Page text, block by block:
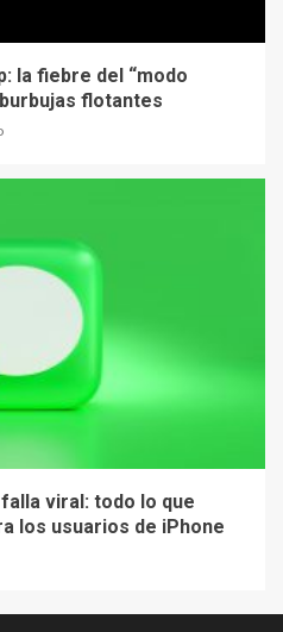
la fiebre del “modo
flotantes
viral: todo lo que
los usuarios de iPhone